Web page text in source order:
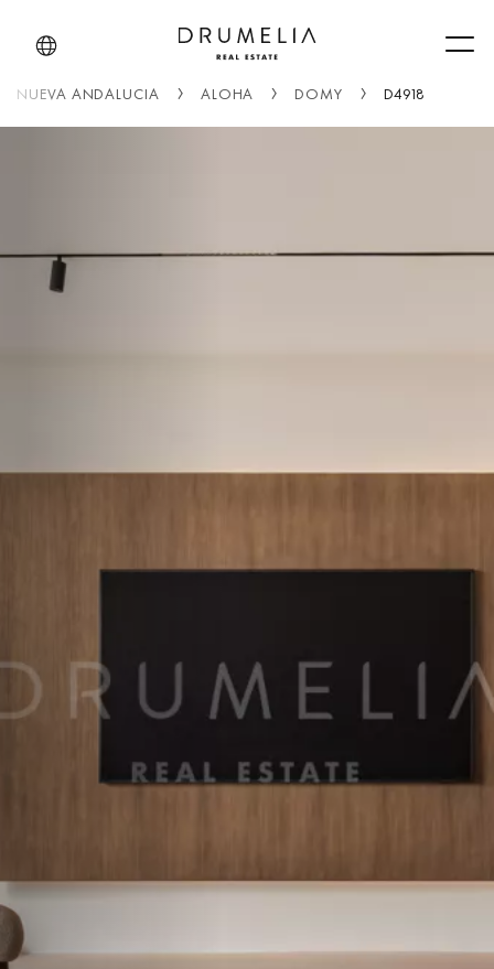
NUEVA ANDALUCIA ALOHA DOMY D4918